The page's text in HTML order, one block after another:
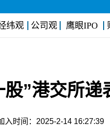
纬观 公司观 鹰眼IPO
股”港交所
入时间：2025-2-14